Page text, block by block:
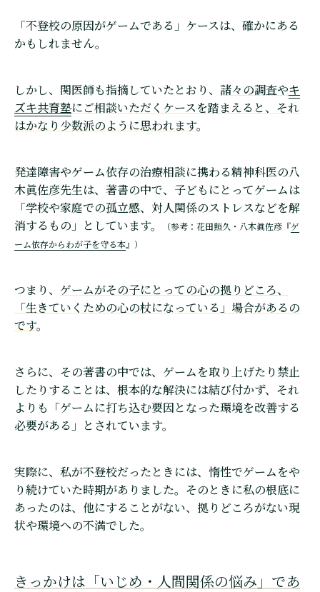
「不登校の原因がゲームである」ケースは、確かにある
かもしれません。
しかし、関医師も指摘していたとおり、 諸々の調査やキ
ズキ共育塾にご相談いただくケースを踏まえると、それ
はかなり少数派のように思われます。
発達障害やゲーム依存の治療相談に携わる精神科医の八
木眞佐彦先生は、著書の中で、子どもにとってゲームは
「学校や家庭での孤立感、対人関係のストレスなどを解
消するもの」としています。
（参考：花田照久・八木眞佐彦『ゲ
ーム依存からわが子を守る本』）
つまり、 ゲームがその子にとっての心の拠りどころ、
「生きていくための心の杖になっている」場合があるの
です。
さらに、その著書の中では、ゲームを取り上げたり禁止
したりすることは、根本的な解決には結び付かず、それ
よりも「ゲームに打ち込む要因となった環境を改善する
必要がある」とされています。
実際に、私が不登校だったときには、惰性でゲームをや
り続けていた時期がありました。そのときに私の根底に
あったのは、他にすることがない、拠りどころがない現
状や環境への不満でした。
きっかけは「いじめ・人間関係の悩み」であ